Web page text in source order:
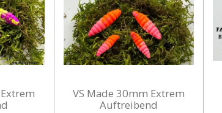
VS Made 30mm Extrem
Auftreibend